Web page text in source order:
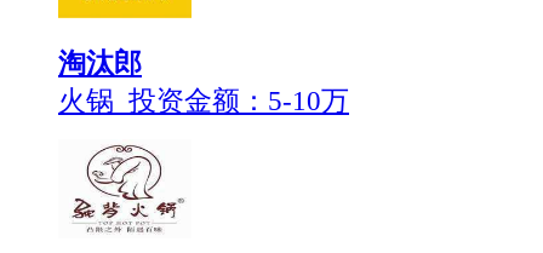
淘汰郎
火锅 投资金额： 5-10万